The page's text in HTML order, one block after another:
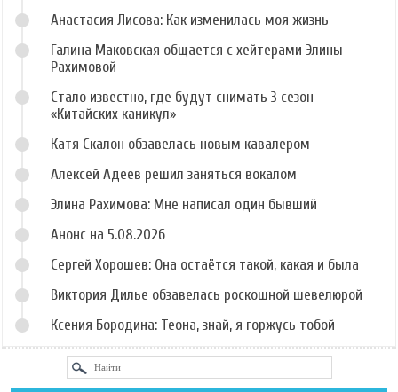
Анастасия Лисова: Как изменилась моя жизнь
Галина Маковская общается с хейтерами Элины
Рахимовой
Стало известно, где будут снимать 3 сезон
«Китайских каникул»
Катя Скалон обзавелась новым кавалером
Алексей Адеев решил заняться вокалом
Элина Рахимова: Мне написал один бывший
Анонс на 5.08.2026
Сергей Хорошев: Она остаётся такой, какая и была
Виктория Дилье обзавелась роскошной шевелюрой
Ксения Бородина: Теона, знай, я горжусь тобой